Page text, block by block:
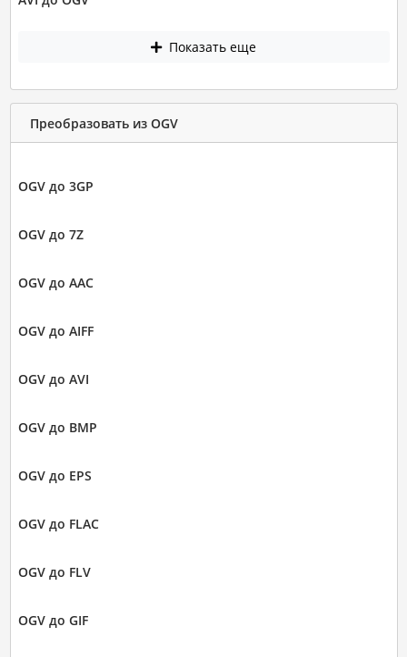
Показать еще
Преобразовать из OGV
OGV до 3GP
OGV до 7Z
OGV до AAC
OGV до AIFF
OGV до AVI
OGV до BMP
OGV до EPS
OGV до FLAC
OGV до FLV
OGV до GIF